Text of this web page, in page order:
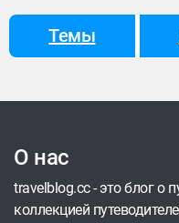
«Там, где дракон
это с древней
получили
Курочка, Жаба,
Палочка для еды,
Темы
О нас
travelblog.cc - это блог о
коллекцией